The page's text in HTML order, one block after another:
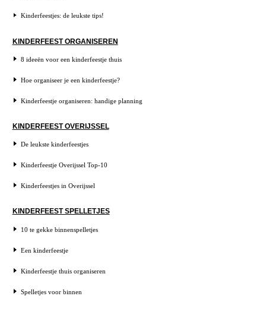
Kinderfeestjes: de leukste tips!
KINDERFEEST ORGANISEREN
8 ideeën voor een kinderfeestje thuis
Hoe organiseer je een kinderfeestje?
Kinderfeestje organiseren: handige planning
KINDERFEEST OVERIJSSEL
De leukste kinderfeestjes
Kinderfeestje Overijssel Top-10
Kinderfeestjes in Overijssel
KINDERFEEST SPELLETJES
10 te gekke binnenspelletjes
Een kinderfeestje
Kinderfeestje thuis organiseren
Spelletjes voor binnen